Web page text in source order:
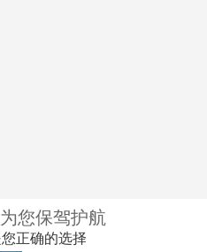
您保驾护航
正确的选择